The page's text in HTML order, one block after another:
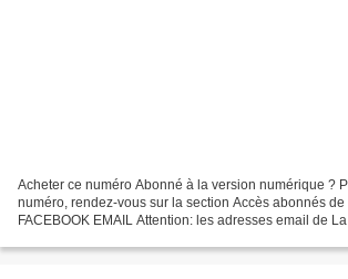
Acheter ce numéro Abonné à la version numérique ?
numéro, rendez-vous sur la section Accès abonnés
FACEBOOK EMAIL Attention: les adresses email de La